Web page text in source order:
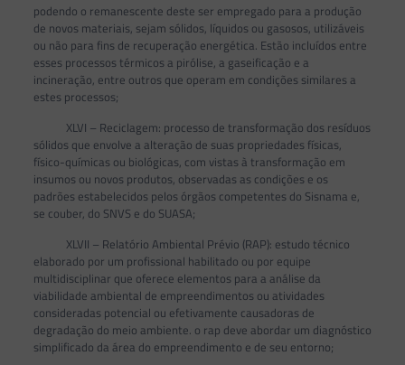
podendo o remanescente deste ser empregado para a produção
de novos materiais, sejam sólidos, líquidos ou gasosos, utilizáveis
ou não para fins de recuperação energética. Estão incluídos entre
esses processos térmicos a pirólise, a gaseificação e a
incineração, entre outros que operam em condições similares a
estes processos;
XLVI – Reciclagem: processo de transformação dos resíduos
sólidos que envolve a alteração de suas propriedades físicas,
físico-químicas ou biológicas, com vistas à transformação em
insumos ou novos produtos, observadas as condições e os
padrões estabelecidos pelos órgãos competentes do Sisnama e,
se couber, do SNVS e do SUASA;
XLVII – Relatório Ambiental Prévio (RAP): estudo técnico
elaborado por um profissional habilitado ou por equipe
multidisciplinar que oferece elementos para a análise da
viabilidade ambiental de empreendimentos ou atividades
consideradas potencial ou efetivamente causadoras de
degradação do meio ambiente. o rap deve abordar um diagnóstico
simplificado da área do empreendimento e de seu entorno;